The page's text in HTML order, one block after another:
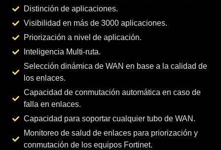
Distinción de aplicaciones.
Visibilidad en más de 3000 aplicaciones.
Priorización a nivel de aplicación.
Inteligencia Multi-ruta.
Selección dinámica de WAN en base a la calidad de
los enlaces.
Capacidad de conmutación automática en caso de
falla en enlaces.
Capacidad para soportar cualquier tubo de WAN.
Monitoreo de salud de enlaces para priorización y
conmutación de los equipos Fortinet.